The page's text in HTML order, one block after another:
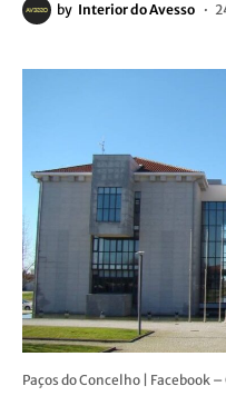
by Interior do Avesso
Paços do Concelho | Facebook